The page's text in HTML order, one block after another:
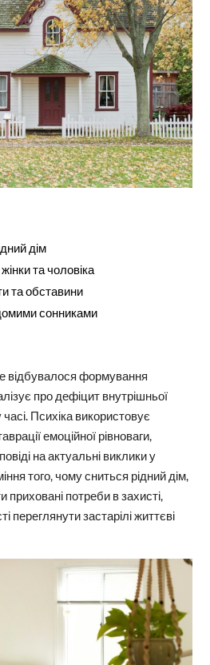
дім
та чоловіка
та обставини
сонниками
відбувалося формування
про дефіцит внутрішньої
Психіка використовує
емоційної рівноваги,
на актуальні виклики у
того, чому сниться рідний дім,
приховані потреби в захисті,
переглянути застарілі життєві